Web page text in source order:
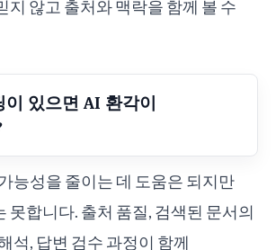
지 않고 출처와 맥락을 함께 볼 수
이 있으면 AI 환각이
능성을 줄이는 데 도움은 되지만
못합니다. 출처 품질, 검색된 문서의
석, 답변 검수 과정이 함께